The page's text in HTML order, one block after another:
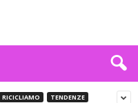
RICICLIAMO TENDENZE